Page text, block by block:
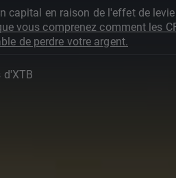
capital en raison de l'effet de
vous comprenez comment les
de perdre votre argent.
d'XTB